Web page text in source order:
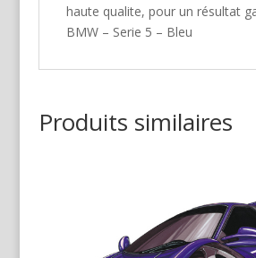
haute qualite, pour un résultat
BMW – Serie 5 – Bleu
Produits similaires